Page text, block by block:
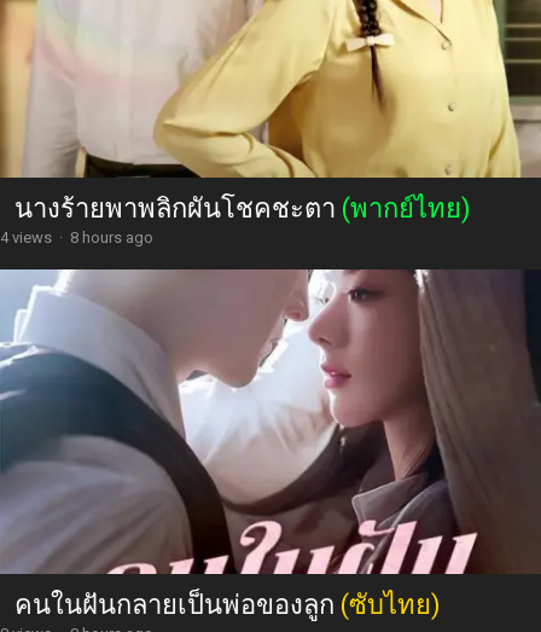
นางร้ายพาพลิกผันโชคชะตา (พากย์ไทย)
4 views · 8 hours ago
คนในฝันกลายเป็นพ่อของลูก (ซับไทย)